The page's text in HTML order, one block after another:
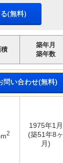
(無料)
築年月
築年数
問い合わせ(無料)
2
1975年1月
(築51年8ヶ
月)